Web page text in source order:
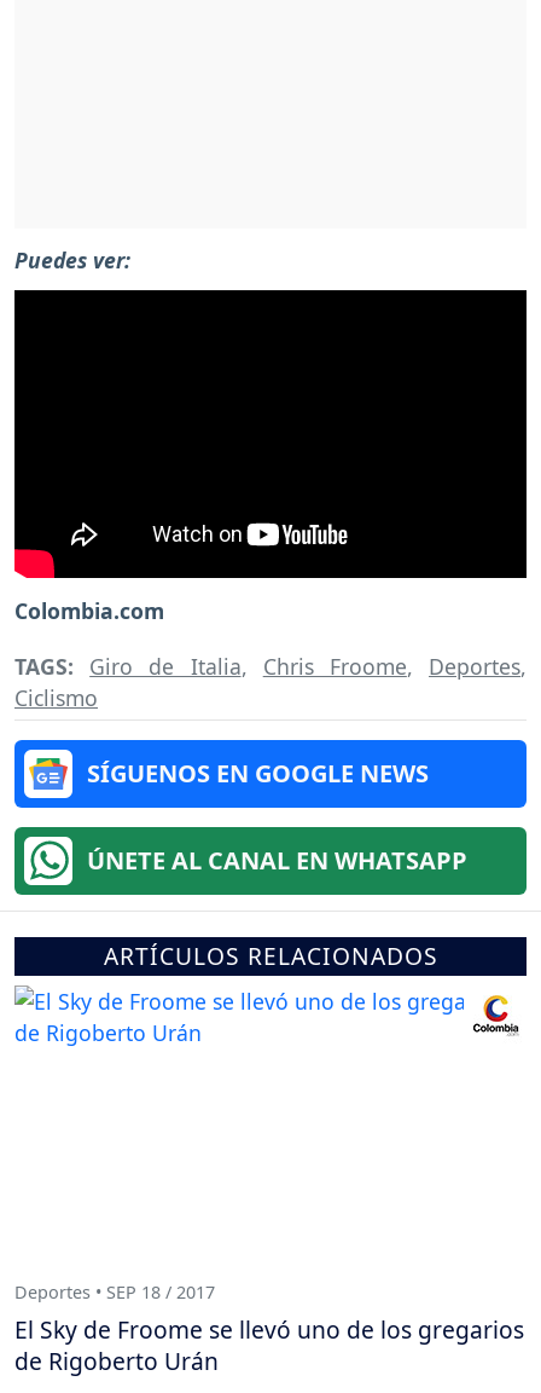
Puedes ver:
Colombia.com
TAGS: Giro de Italia, Chris Froome, Deportes,
Ciclismo
SÍGUENOS EN GOOGLE NEWS
ÚNETE AL CANAL EN WHATSAPP
ARTÍCULOS RELACIONADOS
Deportes • SEP 18 / 2017
El Sky de Froome se llevó uno de los gregarios
de Rigoberto Urán